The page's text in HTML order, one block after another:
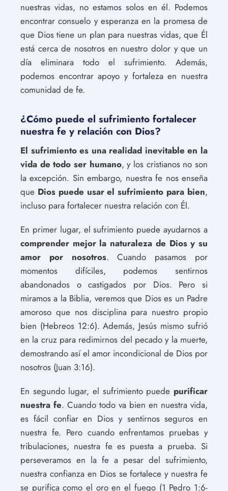
nuestras vidas, no estamos solos en él. Podemos
encontrar consuelo y esperanza en la promesa de
que Dios tiene un plan para nuestras vidas, que Él
está cerca de nosotros en nuestro dolor y que un
día eliminara todo el sufrimiento. Además,
podemos encontrar apoyo y fortaleza en nuestra
comunidad de fe.
¿Cómo puede el sufrimiento fortalecer
nuestra fe y relación con Dios?
El sufrimiento es una realidad inevitable en la
vida de todo ser humano, y los cristianos no son
la excepción. Sin embargo, nuestra fe nos enseña
que Dios puede usar el sufrimiento para bien,
incluso para fortalecer nuestra relación con Él.
En primer lugar, el sufrimiento puede ayudarnos a
comprender mejor la naturaleza de Dios y su
amor por nosotros. Cuando pasamos por
momentos difíciles, podemos sentirnos
abandonados o castigados por Dios. Pero si
miramos a la Biblia, veremos que Dios es un Padre
amoroso que nos disciplina para nuestro propio
bien (Hebreos 12:6). Además, Jesús mismo sufrió
en la cruz para redimirnos del pecado y la muerte,
demostrando así el amor incondicional de Dios por
nosotros (Juan 3:16).
En segundo lugar, el sufrimiento puede purificar
nuestra fe. Cuando todo va bien en nuestra vida,
es fácil confiar en Dios y sentirnos seguros en
nuestra fe. Pero cuando enfrentamos pruebas y
tribulaciones, nuestra fe es puesta a prueba. Si
perseveramos en la fe a pesar del sufrimiento,
nuestra confianza en Dios se fortalece y nuestra fe
se purifica como el oro en el fuego (1 Pedro 1:6-